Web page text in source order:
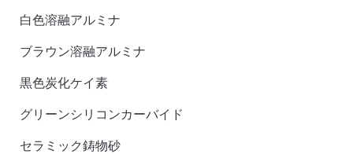
白色溶融アルミナ
ブラウン溶融アルミナ
黒色炭化ケイ素
グリーンシリコンカーバイド
セラミック鋳物砂